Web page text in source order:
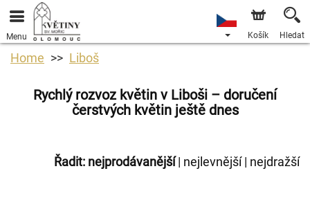
Menu Košík Hledat
Home Liboš
Rychlý rozvoz květin v Liboši – doručení
čerstvých květin ještě dnes
Řadit: nejprodávanější| nejlevnější| nejdražší